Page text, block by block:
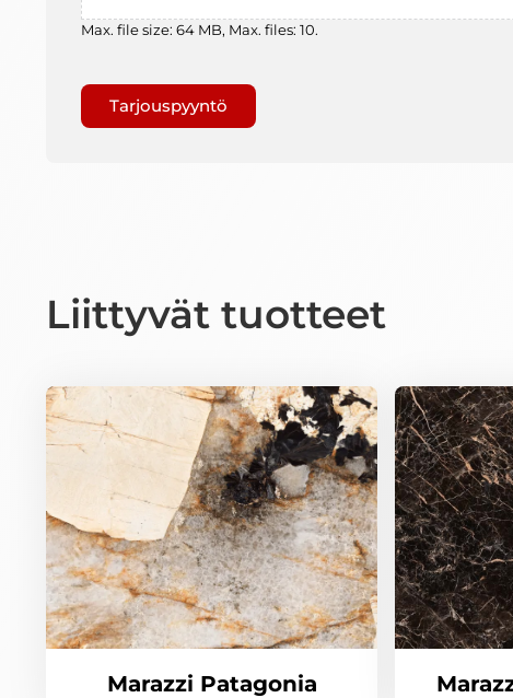
Max. file size: 64 MB, Max. files: 10.
Liittyvät tuotteet
Marazzi Patagonia